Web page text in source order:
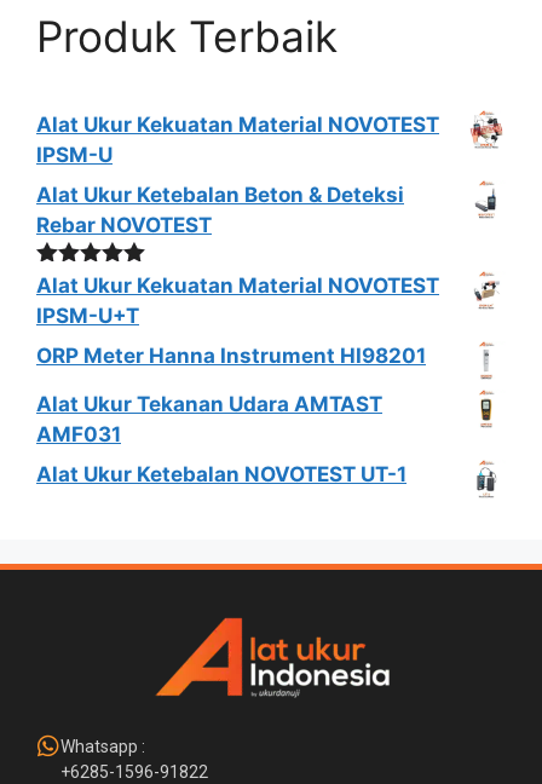
Produk Terbaik
Alat Ukur Kekuatan Material NOVOTEST
IPSM-U
Alat Ukur Ketebalan Beton & Deteksi
Rebar NOVOTEST
Dinilai5.00
dari 5
Alat Ukur Kekuatan Material NOVOTEST
IPSM-U+T
ORP Meter Hanna Instrument HI98201
Alat Ukur Tekanan Udara AMTAST
AMF031
Alat Ukur Ketebalan NOVOTEST UT-1
Whatsapp :
+6285-1596-91822